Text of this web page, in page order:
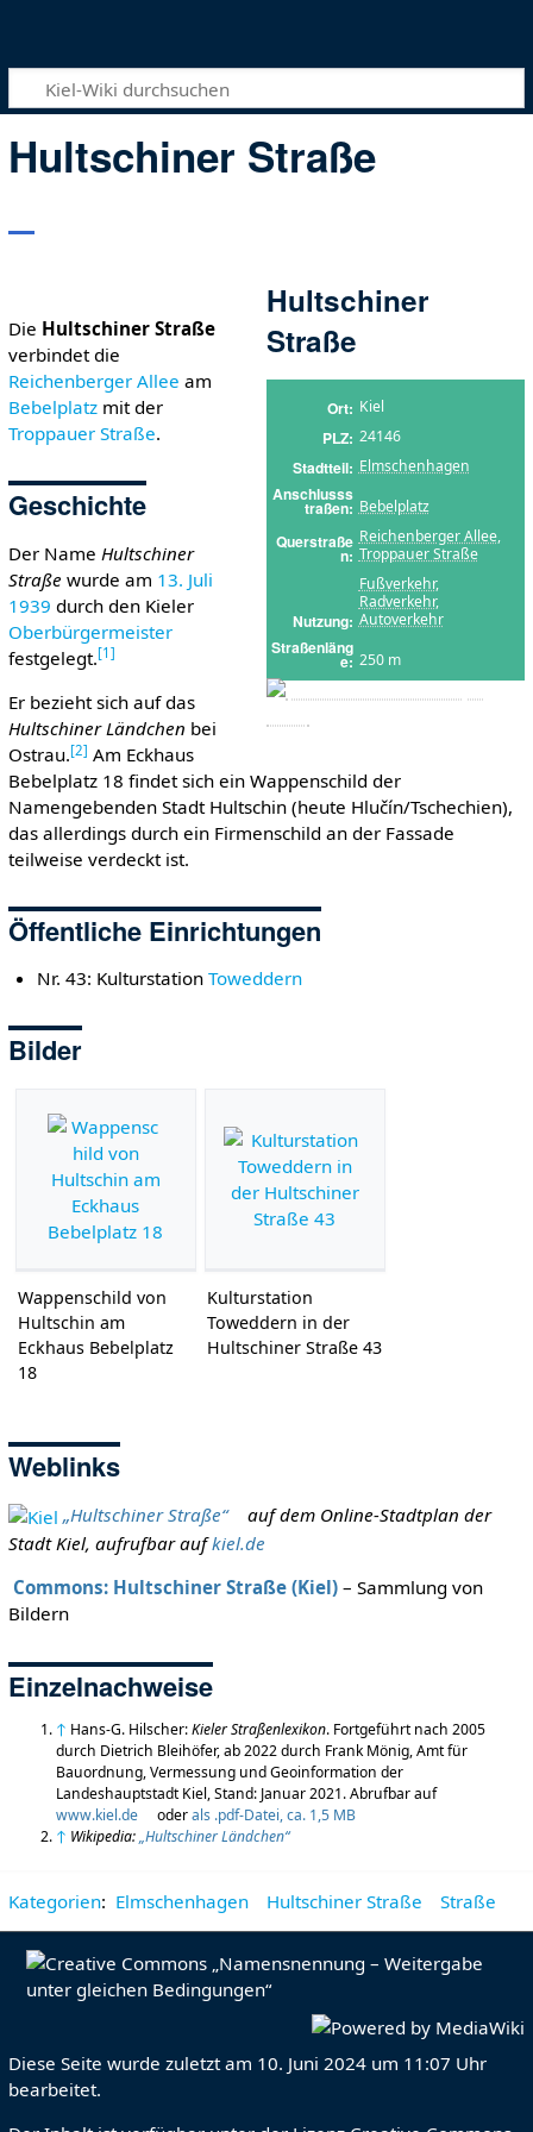
Hultschiner Straße
Hultschiner
Straße
Ort Kiel
PLZ 24146
Stadtteil Elmschenhagen
Anschlusss
traßen Bebelplatz
Querstraße
n
Reichenberger Allee,
Troppauer Straße
Nutzung
Fußverkehr,
Radverkehr,
Autoverkehr
Straßenläng
e 250 m
Die Hultschiner Straße
verbindet die
Reichenberger Allee am
Bebelplatzmit der
Troppauer Straße.
Geschichte
Der Name Hultschiner
Straße wurde am 13. Juli
1939 durch den Kieler
Oberbürgermeister
festgelegt.[1 ]
Er bezieht sich auf das
Hultschiner Ländchen bei
Ostrau.[2] Am Eckhaus
Bebelplatz 18 findet sich ein Wappenschild der
Namengebenden Stadt Hultschin (heute Hlučín/Tschechien),
das allerdings durch ein Firmenschild an der Fassade
teilweise verdeckt ist.
Öffentliche Einrichtungen
Nr. 43: KulturstationToweddern
Bilder
Wappenschild von
Hultschin am
Eckhaus Bebelplatz
18
Kulturstation
Toweddern in der
Hultschiner Straße 43
Weblinks
„Hultschiner Straße“
auf dem Online-Stadtplan der
Stadt Kiel, aufrufbar aufkiel.de
Commons: Hultschiner Straße (Kiel)– Sammlung von
Bildern
Einzelnachweise
↑ Hans-G. Hilscher:Kieler Straßenlexikon. Fortgeführt nach 2005
durch Dietrich Bleihöfer, ab 2022 durch Frank Mönig, Amt für
Bauordnung, Vermessung und Geoinformation der
Landeshauptstadt Kiel, Stand: Januar 2021. Abrufbar auf
www.kiel.de
oderals .pdf-Datei, ca. 1,5 MB
↑ Wikipedia:„Hultschiner Ländchen“
Kategorien: Elmschenhagen Hultschiner Straße Straße
Diese Seite wurde zuletzt am 10. Juni 2024 um 11:07 Uhr
bearbeitet.